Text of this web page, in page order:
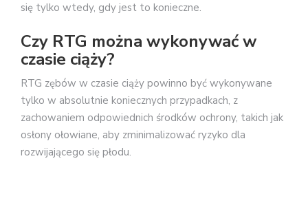
się tylko wtedy, gdy jest to konieczne.
Czy RTG można wykonywać w
czasie ciąży?
RTG zębów w czasie ciąży powinno być wykonywane
tylko w absolutnie koniecznych przypadkach, z
zachowaniem odpowiednich środków ochrony, takich jak
osłony ołowiane, aby zminimalizować ryzyko dla
rozwijającego się płodu.